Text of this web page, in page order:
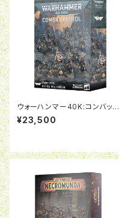
ウォーハンマー40K:コンバット
パトロール:アストラ・ミリタルム
¥23,500